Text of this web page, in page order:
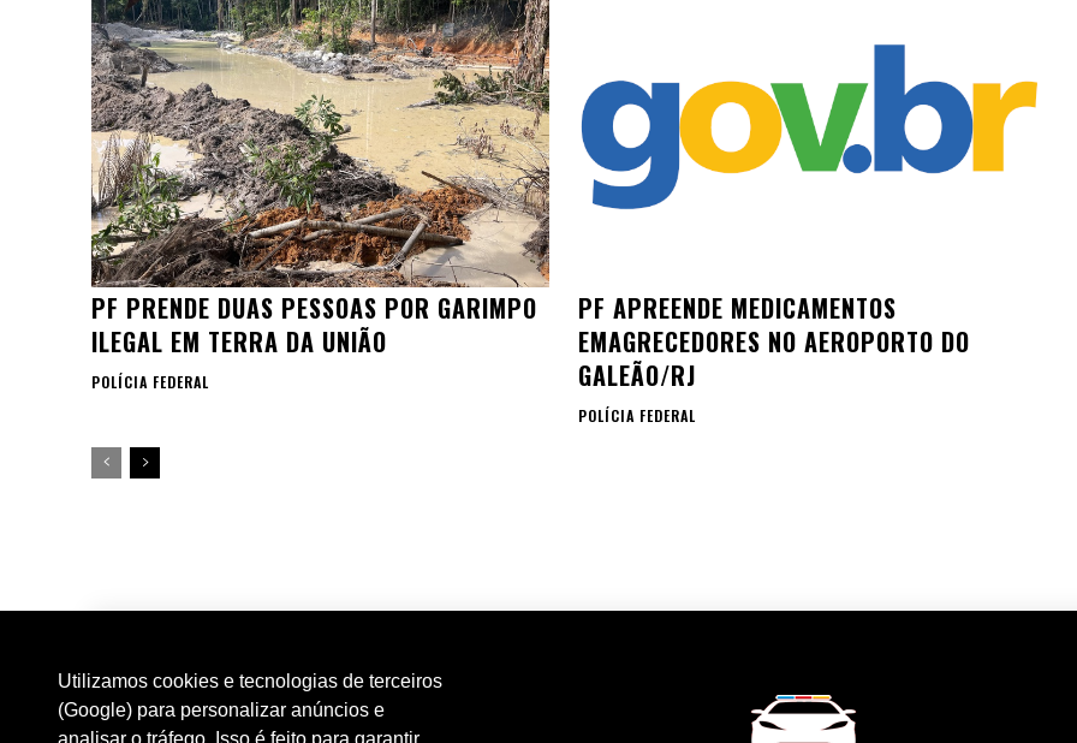
Utilizamos cookies e tecnologias de terceiros
(Google) para personalizar anúncios e
PF PRENDE DUAS PESSOAS POR GARIMPO
ILEGAL EM TERRA DA UNIÃO
POLÍCIA FEDERAL
PF APREENDE MEDICAMENTOS
EMAGRECEDORES NO AEROPORTO DO
GALEÃO/RJ
POLÍCIA FEDERAL